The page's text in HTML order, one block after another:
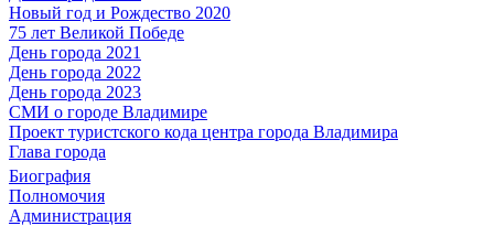
Новый год и Рождество 2020
75 лет Великой Победе
День города 2021
День города 2022
День города 2023
СМИ о городе Владимире
Проект туристского кода центра города Владимира
Глава города
Биография
Полномочия
Администрация